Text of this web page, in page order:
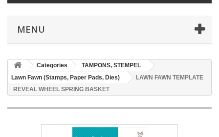
MENU
Categories
TAMPONS, STEMPEL
Lawn Fawn (Stamps, Paper Pads, Dies)
LAWN FAWN TEMPLATE
REVEAL WHEEL SPRING BASKET